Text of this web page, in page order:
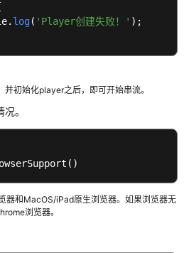
log( 'Player创建失败！' );
初始化player之后，即可开始串流。
。
()
器和MacOS/iPad原生浏览器。如果浏览器无
浏览器。